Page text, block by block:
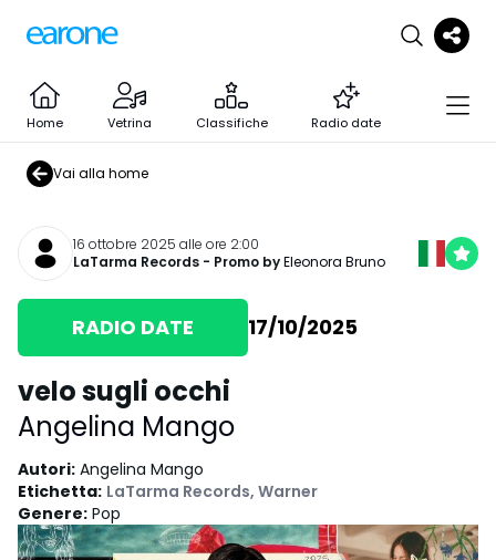
Home Vetrina Classifiche Radio date
Vai alla home
16 ottobre 2025 alle ore 2:00
LaTarma Records - Promo byEleonora Bruno
RADIO DATE 17/10/2025
velo sugli occhi
Angelina Mango
Autori: Angelina Mango
Etichetta: LaTarma Records, Warner
Genere: Pop